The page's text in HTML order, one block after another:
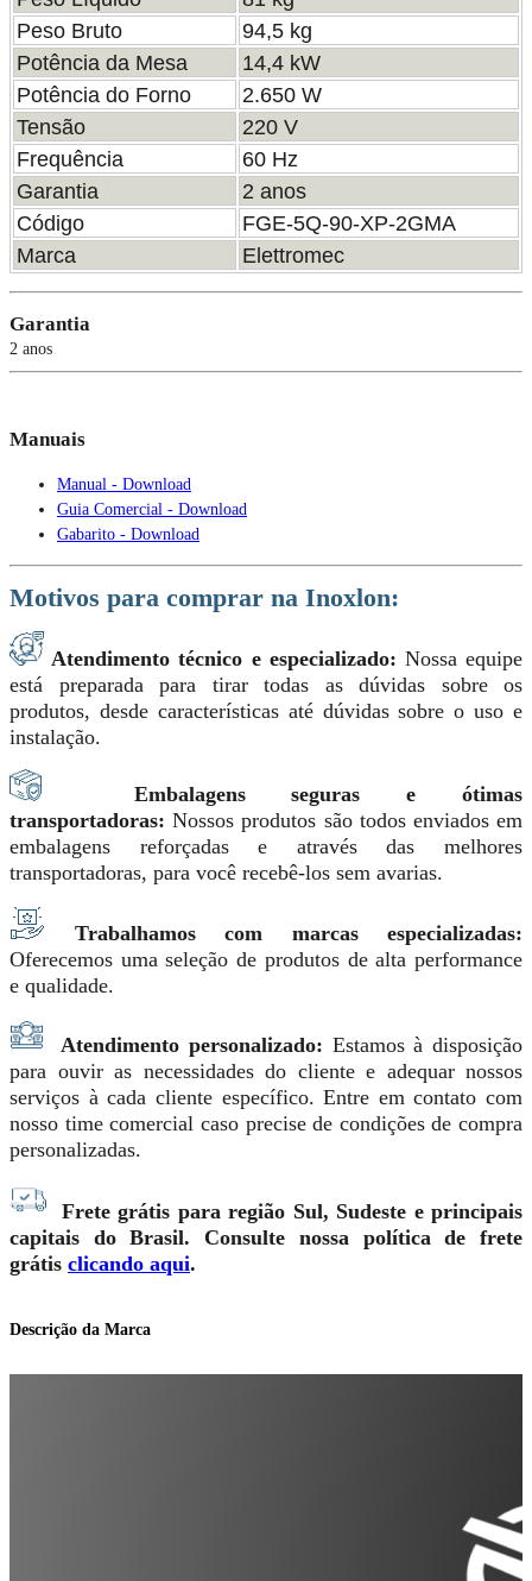
Peso Bruto
94,5 kg
Potência da Mesa
14,4 kW
Potência do Forno
2.650 W
Tensão
220 V
Frequência
60 Hz
Garantia
2 anos
Código
FGE-5Q-90-XP-2GMA
Marca
Elettromec
Garantia
2 anos
Manuais
Manual - Download
Guia Comercial - Download
Gabarito - Download
Motivos para comprar na Inoxlon:
Atendimento técnico e especializado: Nossa equipe
está preparada para tirar todas as dúvidas sobre os
produtos, desde características até dúvidas sobre o uso e
instalação.
Embalagens seguras e ótimas
transportadoras:Nossos produtos são todos enviados em
embalagens reforçadas e através das melhores
transportadoras, para você recebê-los sem avarias.
Trabalhamos com marcas especializadas:
Oferecemos uma seleção de produtos de alta performance
e qualidade.
Atendimento personalizado: Estamos à disposição
para ouvir as necessidades do cliente e adequar nossos
serviços à cada cliente específico. Entre em contato com
nosso time comercial caso precise de condições de compra
personalizadas.
Frete grátis para região Sul, Sudeste e principais
capitais do Brasil. Consulte nossa política de frete
grátis clicando aqui.
Descrição da Marca